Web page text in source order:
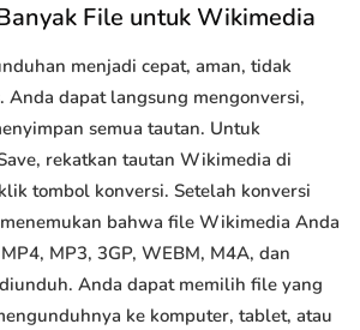
File untuk Wikimedia
menjadi cepat, aman, tidak
Anda dapat langsung mengonversi,
semua tautan. Untuk
rekatkan tautan Wikimedia di
tombol konversi. Setelah konversi
bahwa file Wikimedia Anda
MP3, 3GP, WEBM, M4A, dan
Anda dapat memilih file yang
ke komputer, tablet, atau